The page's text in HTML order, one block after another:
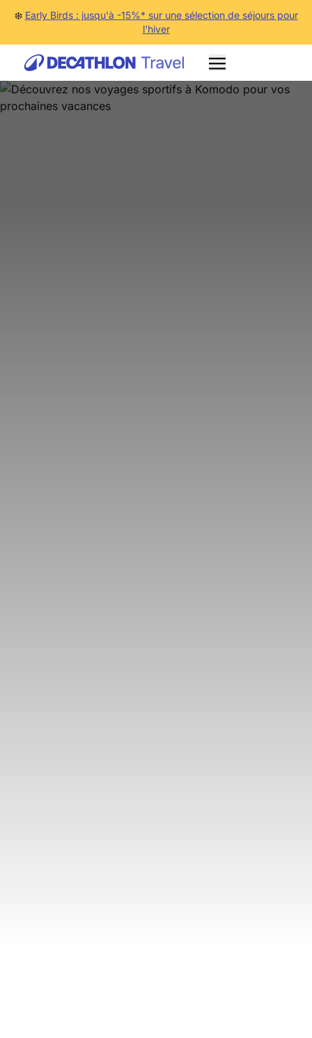
❄️ Early Birds : jusqu'à -15%* sur une sélection de séjours pour
l'hiver